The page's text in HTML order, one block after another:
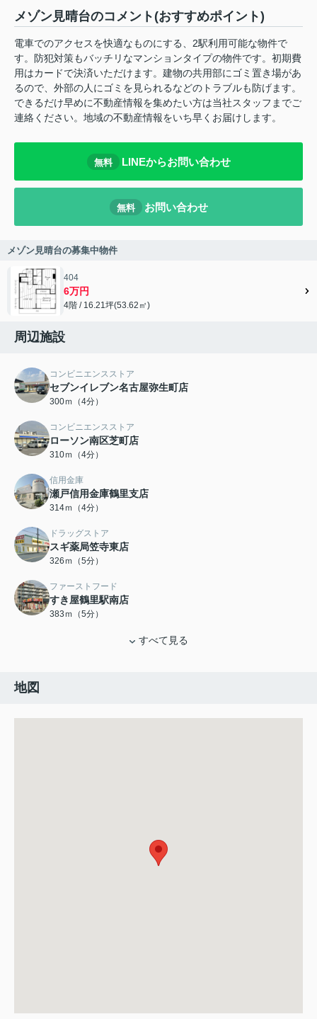
メゾン見晴台のコメント(おすすめポイント)
電車でのアクセスを快適なものにする、2駅利用可能な物件で
す。防犯対策もバッチリなマンションタイプの物件です。初期費
用はカードで決済いただけます。建物の共用部にゴミ置き場があ
るので、外部の人にゴミを見られるなどのトラブルも防げます。
できるだけ早めに不動産情報を集めたい方は当社スタッフまでご
連絡ください。地域の不動産情報をいち早くお届けします。
無料 LINEからお問い合わせ
無料 お問い合わせ
メゾン見晴台の募集中物件
404
6万円
4階 / 16.21坪(53.62㎡)
周辺施設
コンビニエンスストア
セブンイレブン名古屋弥生町店
300ｍ（4分）
コンビニエンスストア
ローソン南区芝町店
310ｍ（4分）
信用金庫
瀬戸信用金庫鶴里支店
314ｍ（4分）
ドラッグストア
スギ薬局笠寺東店
326ｍ（5分）
ファーストフード
すき屋鶴里駅南店
383ｍ（5分）
すべて見る
地図